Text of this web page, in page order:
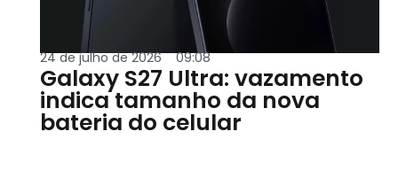
24 de julho de 2026 09:08
Galaxy S27 Ultra: vazamento
indica tamanho da nova
bateria do celular